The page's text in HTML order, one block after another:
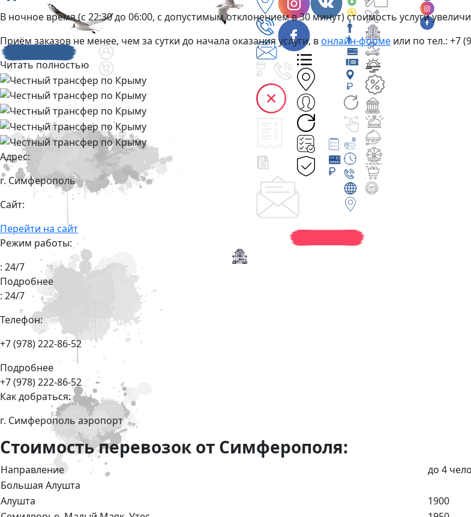
В ночное время (с 22:30 до 06:00, с допустимым отклонением в 30 минут) стоимость услуги
Приём заказов не менее, чем за сутки до начала оказания услуги, вонлайн-форме или по тел.: +7
Читать полностью
Адрес:
г. Симферополь
Сайт:
Перейти на сайт
Режим работы:
: 24/7
Подробнее
: 24/7
Телефон:
+7 (978) 222-86-52
Подробнее
+7 (978) 222-86-52
Как добраться:
г. Симферополь аэропорт
Стоимость перевозок от Симферополя:
Направление до 4
Большая Алушта
Алушта
1900